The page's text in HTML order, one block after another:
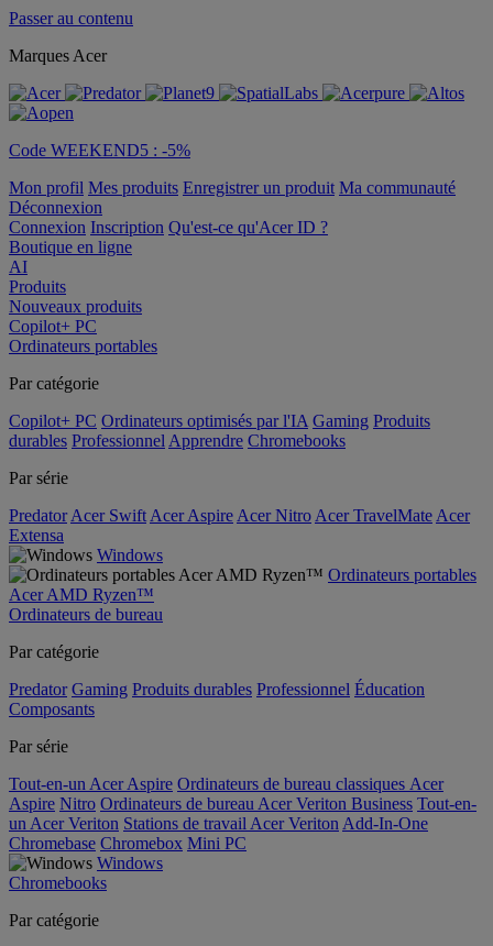
Passer au contenu
Marques Acer
Code WEEKEND5 : -5%
Mon profil Mes produits Enregistrer un produit Ma communauté
Déconnexion
Connexion Inscription Qu'est-ce qu'Acer ID ?
Boutique en ligne
AI
Produits
Nouveaux produits
Copilot+ PC
Ordinateurs portables
Par catégorie
Copilot+ PC Ordinateurs optimisés par l'IA Gaming Produits
durables Professionnel Apprendre Chromebooks
Par série
Predator Acer Swift Acer Aspire Acer Nitro Acer TravelMate Acer
Extensa
Windows
Ordinateurs portables
Acer AMD Ryzen™
Ordinateurs de bureau
Par catégorie
Predator Gaming Produits durables Professionnel Éducation
Composants
Par série
Tout-en-un Acer Aspire Ordinateurs de bureau classiques Acer
Aspire Nitro Ordinateurs de bureau Acer Veriton Business Tout-en-
un Acer Veriton Stations de travail Acer Veriton Add-In-One
Chromebase Chromebox Mini PC
Windows
Chromebooks
Par catégorie